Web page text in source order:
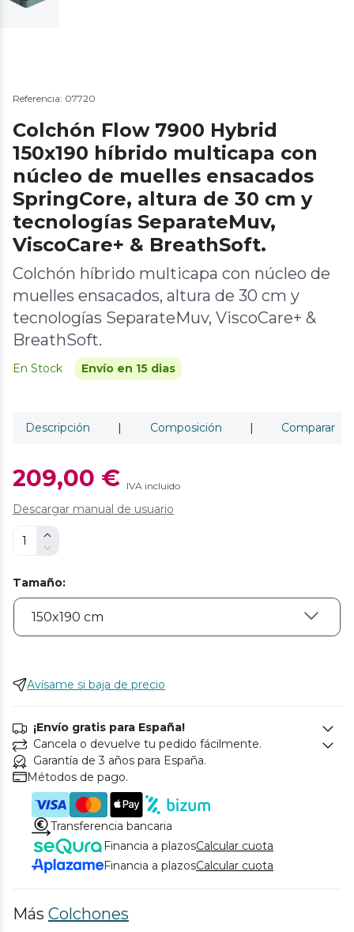
Referencia: 07720
Colchón Flow 7900 Hybrid
150x190 híbrido multicapa con
núcleo de muelles ensacados
SpringCore, altura de 30 cm y
tecnologías SeparateMuv,
ViscoCare+ & BreathSoft.
Colchón híbrido multicapa con núcleo de
muelles ensacados, altura de 30 cm y
tecnologías SeparateMuv, ViscoCare+ &
BreathSoft.
En Stock Envío en 15 dias
Descripción | Composición | Comparar
209,00 € IVA incluido
Descargar manual de usuario
Tamaño:
Avísame si baja de precio
¡Envío gratis para España!
Cancela o devuelve tu pedido fácilmente.
Garantía de 3 años para España.
Métodos de pago.
Transferencia bancaria
Financia a plazosCalcular cuota
Financia a plazosCalcular cuota
Más Colchones